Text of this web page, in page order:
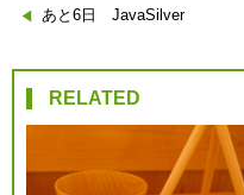
投
稿
ナ
ビ
あと6日 JavaSilver
RELATED